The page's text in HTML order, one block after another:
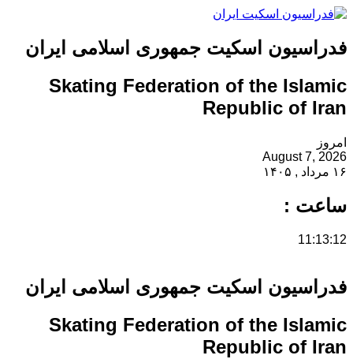
فدراسیون اسکیت جمهوری اسلامی ایران
Skating Federation of the Islamic
Republic of Iran
امروز
August 7, 2026
۱۶ مرداد , ۱۴۰۵
ساعت :
11:13:13
فدراسیون اسکیت جمهوری اسلامی ایران
Skating Federation of the Islamic
Republic of Iran